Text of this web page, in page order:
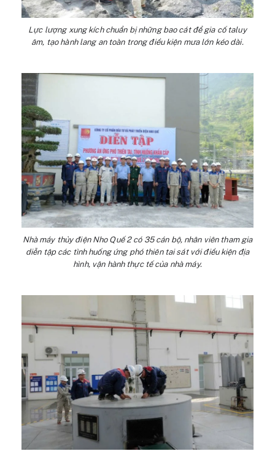
Lực lượng xung kích chuẩn bị những bao cát để gia cố taluy
âm, tạo hành lang an toàn trong điều kiện mưa lớn kéo dài.
Nhà máy thủy điện Nho Quế 2 có 35 cán bộ, nhân viên tham gia
diễn tập các tình huống ứng phó thiên tai sát với điều kiện địa
hình, vận hành thực tế của nhà máy.